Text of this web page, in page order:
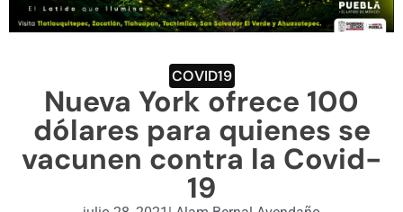
DEPORTES
ENGLISH SECTION
VIDEOS
COVID19
Nueva York ofrece 100
dólares para quienes se
vacunen contra la Covid-
19